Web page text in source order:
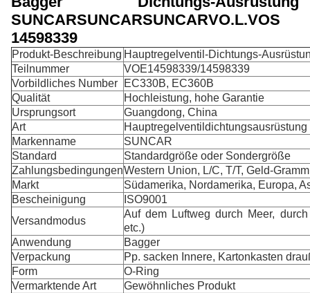
SUNCARSUNCARSUNCARVO.L.VOS
14598339
Produkt-Beschreibung Hauptregelventil-Dichtungs-
Teilnummer
VOE14598339/14598339
Vorbildliches Number
EC330B, EC360B
Qualität
Hochleistung, hohe Garantie
Ursprungsort
Guangdong, China
Art
Hauptregelventildichtungsausrüstung
Markenname
SUNCAR
Standard
Standardgröße oder Sondergröße
ZahlungsbedingungenWestern Union, L/C, T/T, Geld-
Markt
Südamerika, Nordamerika, Europa,
Bescheinigung
ISO9001
Versandmodus
Auf dem Luftweg durch Meer,
etc.)
Anwendung
Bagger
Verpackung
Pp. sacken Innere, Kartonkasten
Form
O-Ring
Vermarktende Art
Gewöhnliches Produkt